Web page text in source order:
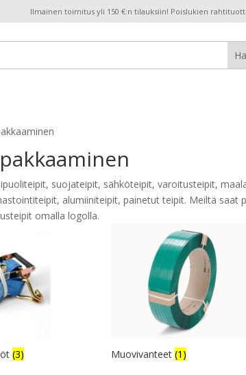
Ilmainen toimitus yli 150 €:n tilauksiin! Poislukien
suojateipit, sähköteipit, varoitusteipit,
alumiiniteipit, painetut teipit. Meiltä saat
omalla logolla.
(3) Muovivanteet (1)